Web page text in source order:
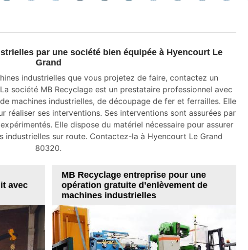
par une société bien équipée à Hyencourt Le
Grand
industrielles que vous projetez de faire, contactez un
société MB Recyclage est un prestataire professionnel avec
machines industrielles, de découpage de fer et ferrailles. Elle
réaliser ses interventions. Ses interventions sont assurées par
Elle dispose du matériel nécessaire pour assurer
industrielles sur route. Contactez-la à Hyencourt Le Grand
80320.
avec
MB Recyclage entreprise pour une
opération gratuite d’enlèvement de
machines industrielles